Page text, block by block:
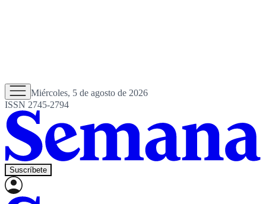
Miércoles, 5 de agosto de 2026
ISSN 2745-2794
Suscríbete